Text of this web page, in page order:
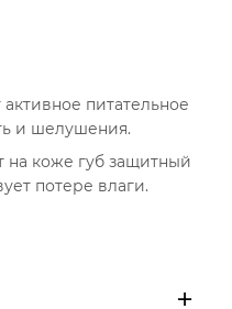
питательное
и шелушения.
на коже губ защитный
потере влаги.